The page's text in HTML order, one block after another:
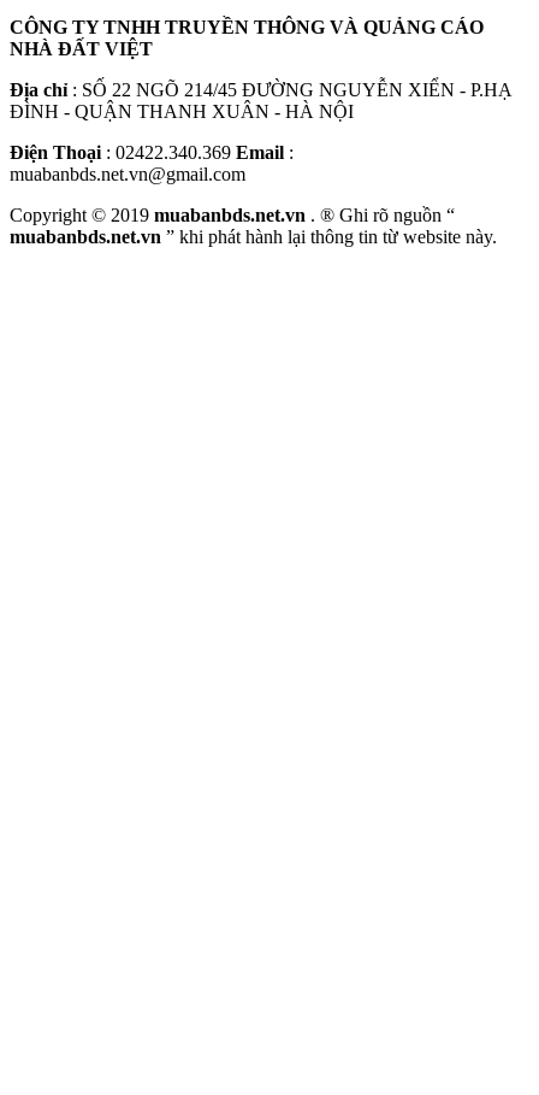
CÔNG TY TNHH TRUYỀN THÔNG VÀ QUẢNG CÁO
NHÀ ĐẤT VIỆT
Địa chỉ : SỐ 22 NGÕ 214/45 ĐƯỜNG NGUYỄN XIỂN - P.HẠ
ĐÌNH - QUẬN THANH XUÂN - HÀ NỘI
Điện Thoại : 02422.340.369 Email :
muabanbds.net.vn@gmail.com
Copyright © 2019 muabanbds.net.vn . ® Ghi rõ nguồn “
muabanbds.net.vn ” khi phát hành lại thông tin từ website này.